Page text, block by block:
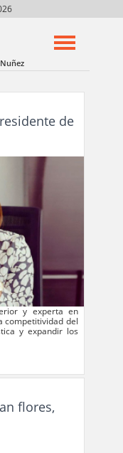
de
y experta en
competitividad del
y expandir los
flores,